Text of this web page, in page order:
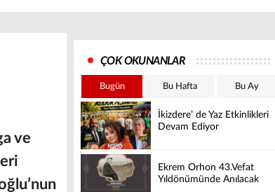
ve
ÇOK OKUNANLAR
Bugün Bu Hafta Bu Ay
İkizdere’ de Yaz Etkinlikleri
Devam Ediyor
Ekrem Orhon 43.Vefat
Yıldönümünde Anılacak